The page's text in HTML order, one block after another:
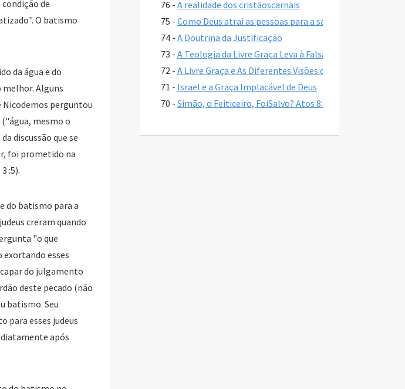
de
O batismo
da água e do
Alguns
Nicodemos perguntou
mesmo o
discussão que se
foi prometido na
:5).
do batismo para a
creram quando
"o que
exortando esses
do julgamento
deste pecado (não
batismo. Seu
para esses judeus
após
76 - A realidade dos cristãoscarnais
75 - Como Deus atrai as pessoas para a salvação
74 - A Doutrina da Justificação
73 - A Teologia da Livre Graça Leva à Falsa Garantia?
72 - A Livre Graça e As Diferentes Visões da Eleição
71 - Israel e a Graça Implacável de Deus
70 - Simão, o Feiticeiro, FoiSalvo? Atos 8:17-24
68 -Comparando os doisjulgamentosvindouros